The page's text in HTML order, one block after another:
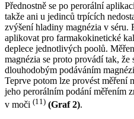
Přednostně se po perorální
takže ani u jedinců trpících
zvýšení hladiny magnézia v séru.
aplikovat pro farmakokinetické
deplece jednotlivých poolů.
magnézia se proto provádí tak,
dlouhodobým podáváním
Teprve potom lze provést měření
jeho perorálním podání měřením
v moči (11) (Graf 2).